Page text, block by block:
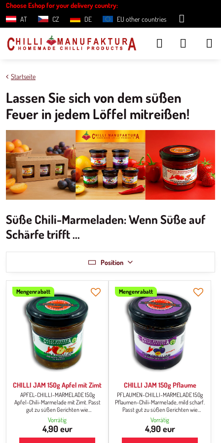
Choose Eshop for your delivery country:
AT
CZ DE EU other countries
Startseite
Lassen Sie sich von dem süßen
Feuer in jedem Löffel mitreißen!
Süße Chili-Marmeladen: Wenn Süße auf
Schärfe trifft ...
Position
Mengenrabatt
CHILLI JAM 150g Apfel mit Zimt
APFEL-CHILLI-MARMELADE 150g
Apfel-Chili-Marmelade mit Zimt. Passt
gut zu süßen Gerichten wie
Pfannkuchen, Krapfen, Kuchen usw.
Wenn Sie Experimente in der Küche
mögen, versuchen Sie, diese Chili-
Marmelade zu gegrilltem Käse, Geflügel
Vorrätig
4,90 eur
Mengenrabatt
CHILLI JAM 150g Pflaume
PFLAUMEN-CHILLI-MARMELADE 150g
Pflaumen-Chili-Marmelade, mild scharf.
Passt gut zu süßen Gerichten wie
Pfannkuchen, Krapfen, Kuchen usw.
Wenn Sie Experimente in der Küche
mögen, versuchen Sie, diese Chili-
Marmelade zu gegrilltem Käse, Geflügel
Vorrätig
4,90 eur